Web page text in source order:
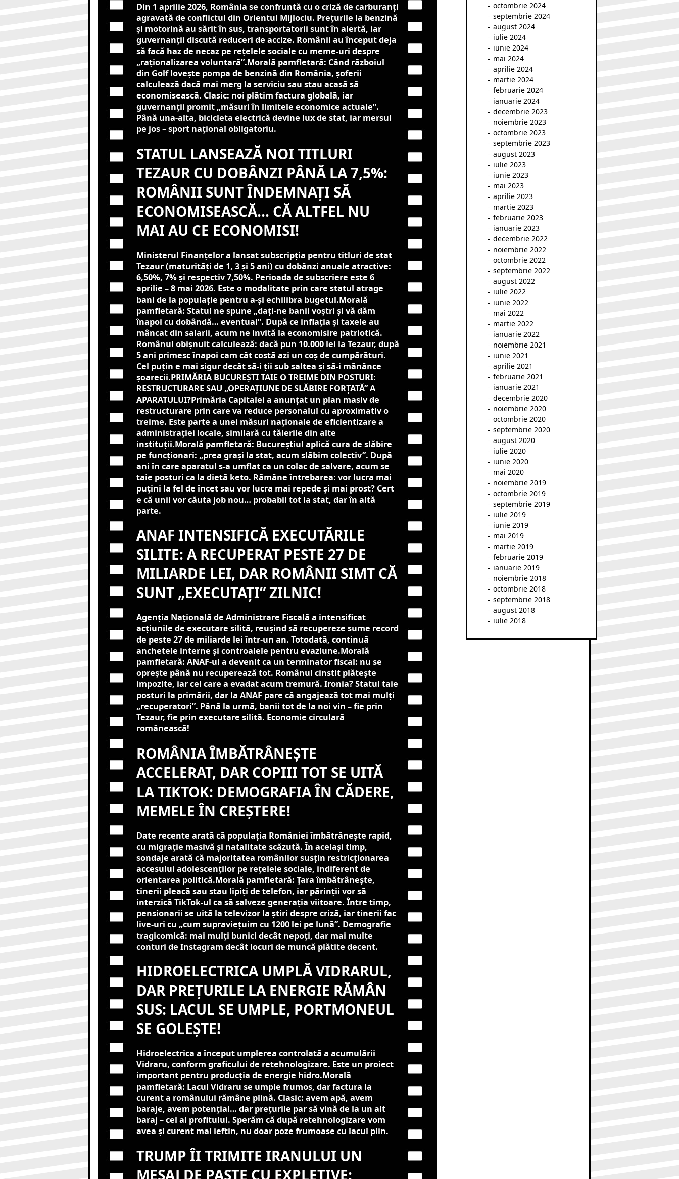
Din 1 aprilie 2026, România se confruntă cu o criză de carburanți
agravată de conflictul din Orientul Mijlociu. Prețurile la benzină
și motorină au sărit în sus, transportatorii sunt în alertă, iar
guvernanții discută reduceri de accize. Românii au început deja
să facă haz de necaz pe rețelele sociale cu meme-uri despre
„raționalizarea voluntară”.Morală pamfletară: Când războiul
din Golf lovește pompa de benzină din România, șoferii
calculează dacă mai merg la serviciu sau stau acasă să
economisească. Clasic: noi plătim factura globală, iar
guvernanții promit „măsuri în limitele economice actuale”.
Până una-alta, bicicleta electrică devine lux de stat, iar mersul
pe jos – sport național obligatoriu.
STATUL LANSEAZĂ NOI TITLURI
TEZAUR CU DOBÂNZI PÂNĂ LA 7,5%:
ROMÂNII SUNT ÎNDEMNAȚI SĂ
ECONOMISEASCĂ… CĂ ALTFEL NU
MAI AU CE ECONOMISI!
Ministerul Finanțelor a lansat subscripția pentru titluri de stat
Tezaur (maturități de 1, 3 și 5 ani) cu dobânzi anuale atractive:
6,50%, 7% și respectiv 7,50%. Perioada de subscriere este 6
aprilie – 8 mai 2026. Este o modalitate prin care statul atrage
bani de la populație pentru a-și echilibra bugetul.Morală
pamfletară: Statul ne spune „dați-ne banii voștri și vă dăm
înapoi cu dobândă… eventual”. După ce inflația și taxele au
mâncat din salarii, acum ne invită la economisire patriotică.
Românul obișnuit calculează: dacă pun 10.000 lei la Tezaur, după
5 ani primesc înapoi cam cât costă azi un coș de cumpărături.
Cel puțin e mai sigur decât să-i ții sub saltea și să-i mănânce
șoarecii.PRIMĂRIA BUCUREȘTI TAIE O TREIME DIN POSTURI:
RESTRUCTURARE SAU „OPERAȚIUNE DE SLĂBIRE FORȚATĂ” A
APARATULUI?Primăria Capitalei a anunțat un plan masiv de
restructurare prin care va reduce personalul cu aproximativ o
treime. Este parte a unei măsuri naționale de eficientizare a
administrației locale, similară cu tăierile din alte
instituții.Morală pamfletară: Bucureștiul aplică cura de slăbire
pe funcționari: „prea grași la stat, acum slăbim colectiv”. După
ani în care aparatul s-a umflat ca un colac de salvare, acum se
taie posturi ca la dietă keto. Rămâne întrebarea: vor lucra mai
puțini la fel de încet sau vor lucra mai repede și mai prost? Cert
e că unii vor căuta job nou… probabil tot la stat, dar în altă
parte.
ANAF INTENSIFICĂ EXECUTĂRILE
SILITE: A RECUPERAT PESTE 27 DE
MILIARDE LEI, DAR ROMÂNII SIMT CĂ
SUNT „EXECUTAȚI” ZILNIC!
Agenția Națională de Administrare Fiscală a intensificat
acțiunile de executare silită, reușind să recupereze sume record
de peste 27 de miliarde lei într-un an. Totodată, continuă
anchetele interne și controalele pentru evaziune.Morală
pamfletară: ANAF-ul a devenit ca un terminator fiscal: nu se
oprește până nu recuperează tot. Românul cinstit plătește
impozite, iar cel care a evadat acum tremură. Ironia? Statul taie
posturi la primării, dar la ANAF pare că angajează tot mai mulți
„recuperatori”. Până la urmă, banii tot de la noi vin – fie prin
Tezaur, fie prin executare silită. Economie circulară
românească!
ROMÂNIA ÎMBĂTRÂNEȘTE
ACCELERAT, DAR COPIII TOT SE UITĂ
LA TIKTOK: DEMOGRAFIA ÎN CĂDERE,
MEMELE ÎN CREȘTERE!
Date recente arată că populația României îmbătrânește rapid,
cu migrație masivă și natalitate scăzută. În același timp,
sondaje arată că majoritatea românilor susțin restricționarea
accesului adolescenților pe rețelele sociale, indiferent de
orientarea politică.Morală pamfletară: Țara îmbătrânește,
tinerii pleacă sau stau lipiți de telefon, iar părinții vor să
interzică TikTok-ul ca să salveze generația viitoare. Între timp,
pensionarii se uită la televizor la știri despre criză, iar tinerii fac
live-uri cu „cum supraviețuim cu 1200 lei pe lună”. Demografie
tragicomică: mai mulți bunici decât nepoți, dar mai multe
conturi de Instagram decât locuri de muncă plătite decent.
HIDROELECTRICA UMPLĂ VIDRARUL,
DAR PREȚURILE LA ENERGIE RĂMÂN
SUS: LACUL SE UMPLE, PORTMONEUL
SE GOLEȘTE!
Hidroelectrica a început umplerea controlată a acumulării
Vidraru, conform graficului de retehnologizare. Este un proiect
important pentru producția de energie hidro.Morală
pamfletară: Lacul Vidraru se umple frumos, dar factura la
curent a românului rămâne plină. Clasic: avem apă, avem
baraje, avem potențial… dar prețurile par să vină de la un alt
baraj – cel al profitului. Sperăm că după retehnologizare vom
avea și curent mai ieftin, nu doar poze frumoase cu lacul plin.
TRUMP ÎI TRIMITE IRANULUI UN
MESAJ DE PAȘTE CU EXPLETIVE:
octombrie 2024
septembrie 2024
august 2024
iulie 2024
iunie 2024
mai 2024
aprilie 2024
martie 2024
februarie 2024
ianuarie 2024
decembrie 2023
noiembrie 2023
octombrie 2023
septembrie 2023
august 2023
iulie 2023
iunie 2023
mai 2023
aprilie 2023
martie 2023
februarie 2023
ianuarie 2023
decembrie 2022
noiembrie 2022
octombrie 2022
septembrie 2022
august 2022
iulie 2022
iunie 2022
mai 2022
martie 2022
ianuarie 2022
noiembrie 2021
iunie 2021
aprilie 2021
februarie 2021
ianuarie 2021
decembrie 2020
noiembrie 2020
octombrie 2020
septembrie 2020
august 2020
iulie 2020
iunie 2020
mai 2020
noiembrie 2019
octombrie 2019
septembrie 2019
iulie 2019
iunie 2019
mai 2019
martie 2019
februarie 2019
ianuarie 2019
noiembrie 2018
octombrie 2018
septembrie 2018
august 2018
iulie 2018